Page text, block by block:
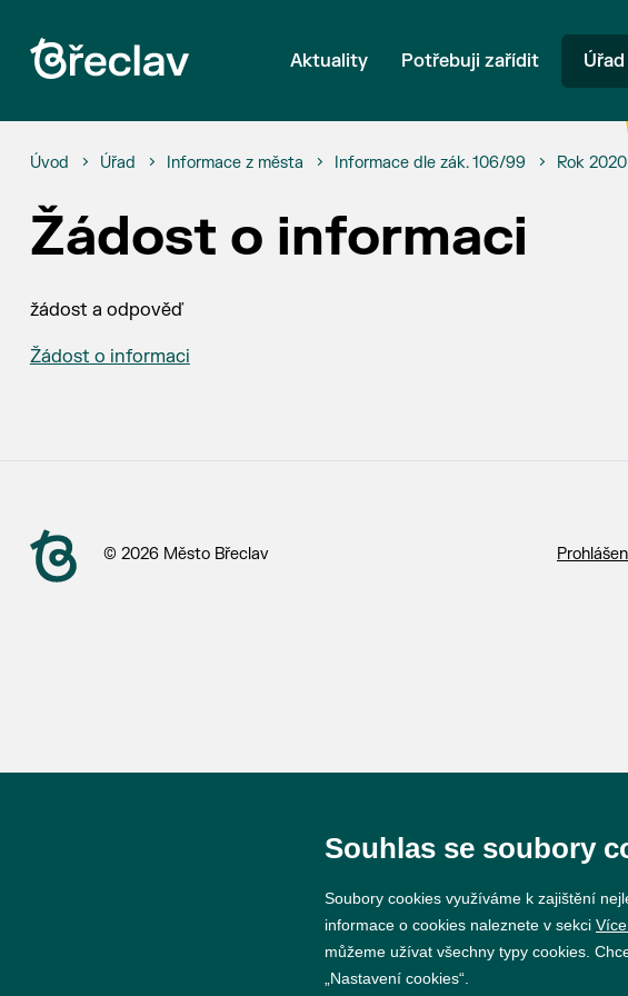
Aktuality Potřebuji zařídit Úřad
Úvod Úřad Informace z města Informace dle zák. 106/99 Rok 2020
Žádost o informaci
žádost a odpověď
Žádost o informaci
© 2026 Město Břeclav
Souhlas se soubory
Soubory cookies využíváme k zajištění
informace o cookies naleznete v sekci
můžeme užívat všechny typy cookies.
„Nastavení cookies“.